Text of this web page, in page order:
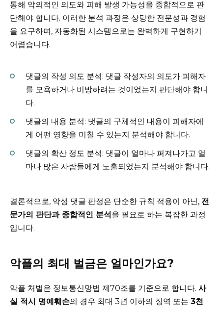
통해 악의적인 의도와 피해 발생 가능성을 종합적으로 판
단해야 합니다. 이러한 분석 과정은 상당한 전문성과 경험
을 요구하며, 자동화된 시스템으로는 완벽하게 구현하기
어렵습니다.
댓글의 작성 의도 분석: 댓글 작성자의 의도가 피해자
를 모욕하거나 비방하려는 것이었는지 판단해야 합니
다.
댓글의 내용 분석: 댓글의 구체적인 내용이 피해자에
게 어떤 영향을 미칠 수 있는지 분석해야 합니다.
댓글의 확산 정도 분석: 댓글이 얼마나 퍼져나가고 얼
마나 많은 사람들에게 노출되었는지 분석해야 합니다.
결론적으로, 악성 댓글 판정은 단순한 규칙 적용이 아닌, 전
문가의 판단과 종합적인 분석을 필요로 하는 복잡한 과정
입니다.
악플의 최대 벌금은 얼마인가요?
악플 처벌은 정보통신망법 제70조를 기준으로 합니다. 사
실 적시 명예훼손의 경우 최대 3년 이하의 징역 또는 3천